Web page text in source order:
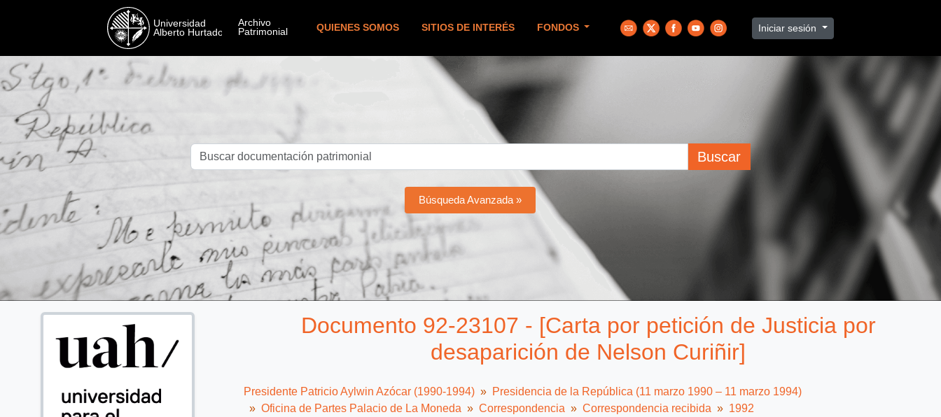
QUIENES SOMOS SITIOS DE INTERÉS FONDOS Iniciar sesión
Buscar
Búsqueda Avanzada »
Documento 92-23107 - [Carta por petición de Justicia por
desaparición de Nelson Curiñir]
Presidente Patricio Aylwin Azócar (1990-1994)
Presidencia de la República (11 marzo 1990 – 11 marzo 1994)
Oficina de Partes Palacio de La Moneda
Correspondencia Correspondencia recibida
1992